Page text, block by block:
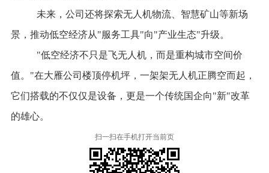
未来，公司还将探索无人机物流、智慧矿山等新场
景，推动低空经济从"服务工具"向"产业生态"升级。
"低空经济不只是飞无人机，而是重构城市空间价
值。"在大雁公司 楼顶停机坪，一架架无人机正腾空而起，
它们搭载的不仅仅是设备，更是一个传统国企向"新"改革
的雄心。
扫一扫在手机打开当前页